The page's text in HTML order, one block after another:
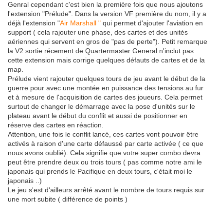
Genral cependant c'est bien la première fois que nous ajoutons
l'extension "Prélude". Dans la version VF première du nom, il y a
déjà l'extension "Air Marshall " qui permet d'ajouter l'aviation en
support ( cela rajouter une phase, des cartes et des unités
aériennes qui servent en gros de "pas de perte"). Petit remarque
la V2 sortie récement de Quartermaster General n'inclut pas
cette extension mais corrige quelques défauts de cartes et de la
map.
Prélude vient rajouter quelques tours de jeu avant le début de la
guerre pour avec une montée en puissance des tensions au fur
et à mesure de l'acquisition de cartes des joueurs. Cela permet
surtout de changer le démarrage avec la pose d'unités sur le
plateau avant le début du conflit et aussi de positionner en
réserve des cartes en réaction.
Attention, une fois le conflit lancé, ces cartes vont pouvoir être
activés à raison d'une carte défaussé par carte activée ( ce que
nous avons oublié). Cela signifie que votre super combo devra
peut être prendre deux ou trois tours ( pas comme notre ami le
japonais qui prends le Pacifique en deux tours, c'était moi le
japonais ..)
Le jeu s'est d'ailleurs arrêté avant le nombre de tours requis sur
une mort subite ( différence de points )